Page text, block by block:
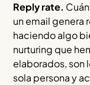
Reply rate.
un email genera
haciendo algo
nurturing que
elaborados, son
sola persona y